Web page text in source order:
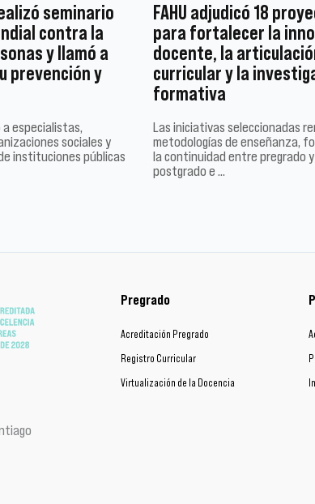
seminario
contra la
y llamó a
prevención y
especialistas,
sociales y
instituciones públicas
FAHU adjudicó 18
para fortalecer la
docente, la
curricular y la
formativa
Las iniciativas seleccionadas
metodologías de enseñanza,
la continuidad entre pregrado y
postgrado e …
Pregrado
Acreditación Pregrado
Registro Curricular
Virtualización de la Docencia